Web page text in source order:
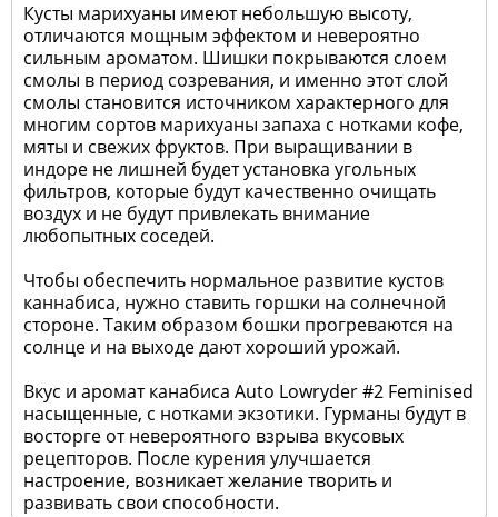
Кусты марихуаны имеют небольшую высоту,
отличаются мощным эффектом и невероятно
сильным ароматом. Шишки покрываются слоем
смолы в период созревания, и именно этот слой
смолы становится источником характерного для
многим сортов марихуаны запаха с нотками кофе,
мяты и свежих фруктов. При выращивании в
индоре не лишней будет установка угольных
фильтров, которые будут качественно очищать
воздух и не будут привлекать внимание
любопытных соседей.
Чтобы обеспечить нормальное развитие кустов
каннабиса, нужно ставить горшки на солнечной
стороне. Таким образом бошки прогреваются на
солнце и на выходе дают хороший урожай.
Вкус и аромат канабиса Auto Lowryder #2 Feminised
насыщенные, с нотками экзотики. Гурманы будут в
восторге от невероятного взрыва вкусовых
рецепторов. После курения улучшается
настроение, возникает желание творить и
развивать свои способности.